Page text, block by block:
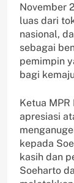
November
luas dari
nasional,
sebagai
pemimpin
bagi
Ketua
apresiasi
kepada
kasih dan
Soeharto